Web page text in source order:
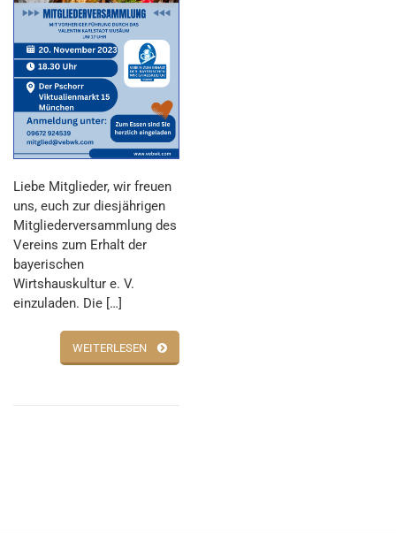
Liebe Mitglieder, wir freuen
uns, euch zur diesjährigen
Mitgliederversammlung des
Vereins zum Erhalt der
bayerischen
Wirtshauskultur e. V.
einzuladen. Die […]
WEITERLESEN